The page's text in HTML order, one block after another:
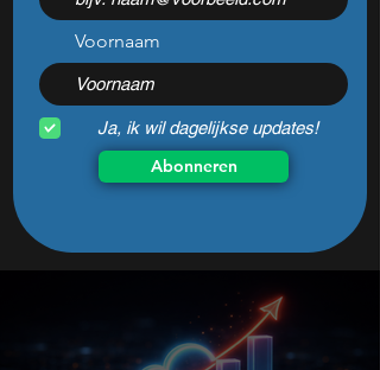
Voornaam
Ja, ik wil dagelijkse updates!
Abonneren